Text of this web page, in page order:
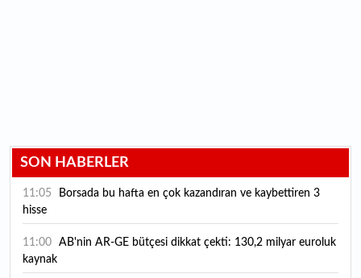
SON HABERLER
11:05
hisse
11:00
kaynak